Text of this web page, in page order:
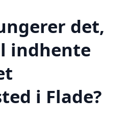
det,
indhente
i Flade?